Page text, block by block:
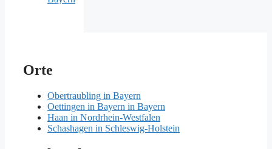
Orte
Obertraubling in Bayern
Oettingen in Bayern in Bayern
Haan in Nordrhein-Westfalen
Schashagen in Schleswig-Holstein